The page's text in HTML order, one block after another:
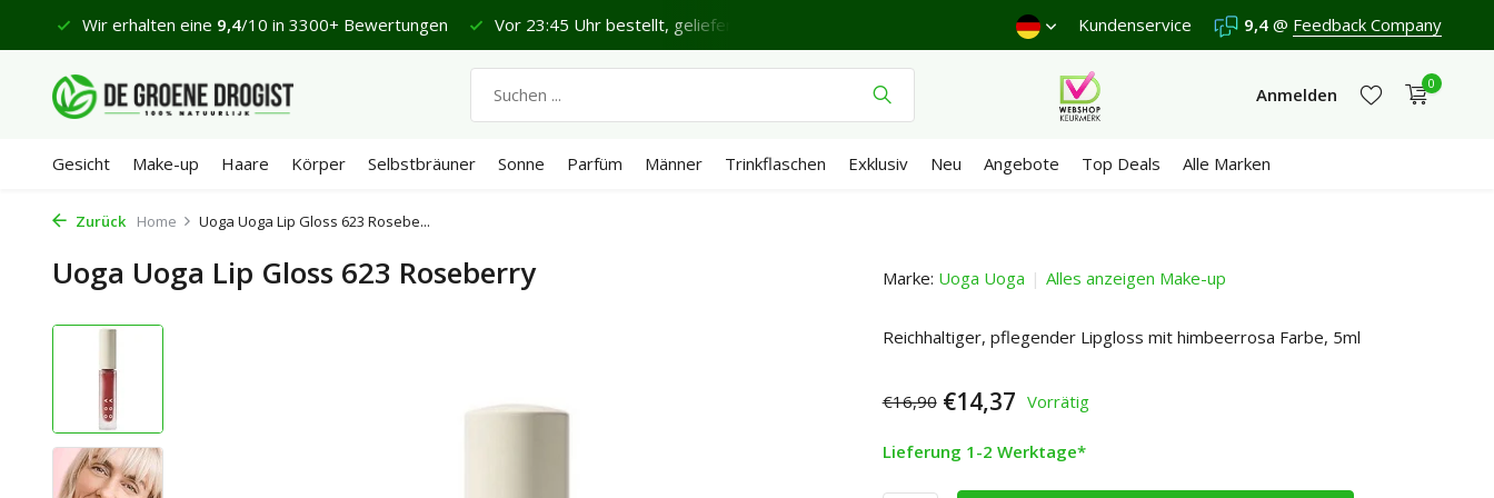
Wir erhalten eine 9,4/10 in 3300+ Bewertungen Vor 23:45 Uhr bestellt, geliefert in 1-2 Werktagen* Schönen Freitag. Versand €5,95 (DE)Kostenlosab €65 Wir
Kundenservice 9,4 @ Feedback Company
Anmelden
0
Gesicht Make-up Haare Körper Selbstbräuner Sonne Parfüm Männer Trinkflaschen Exklusiv Neu Angebote Top Deals Alle Marken
Zurück Home Uoga Uoga Lip Gloss 623 Rosebe...
Uoga Uoga Lip Gloss 623 Roseberry Marke: Uoga Uoga Alles anzeigen Make-up
Reichhaltiger, pflegender Lipgloss mit himbeerrosa Farbe, 5ml
€16,90 €14,37 Vorrätig
Lieferung 1-2 Werktage*